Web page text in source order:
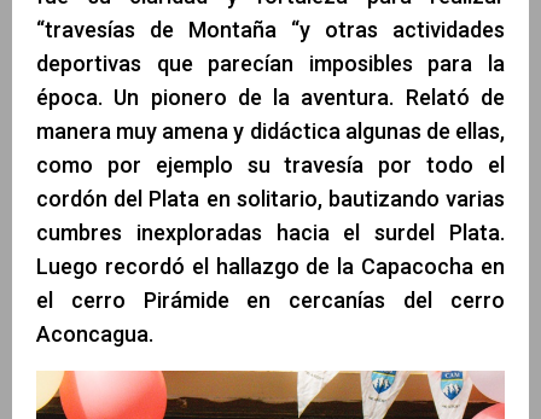
“travesías de Montaña “y otras actividades
deportivas que parecían imposibles para la
época. Un pionero de la aventura. Relató de
manera muy amena y didáctica algunas de ellas,
como por ejemplo su travesía por todo el
cordón del Plata en solitario, bautizando varias
cumbres inexploradas hacia el surdel Plata.
Luego recordó el hallazgo de la Capacocha en
el cerro Pirámide en cercanías del cerro
Aconcagua.